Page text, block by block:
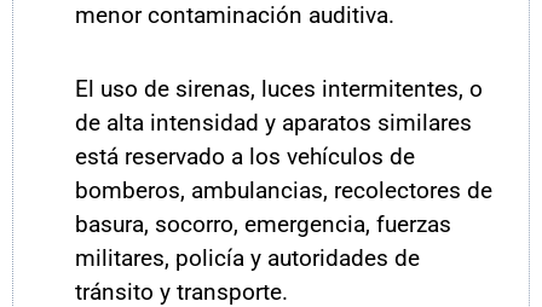
menor contaminación auditiva.
El uso de sirenas, luces intermitentes, o
de alta intensidad y aparatos similares
está reservado a los vehículos de
bomberos, ambulancias, recolectores de
basura, socorro, emergencia, fuerzas
militares, policía y autoridades de
tránsito y transporte.